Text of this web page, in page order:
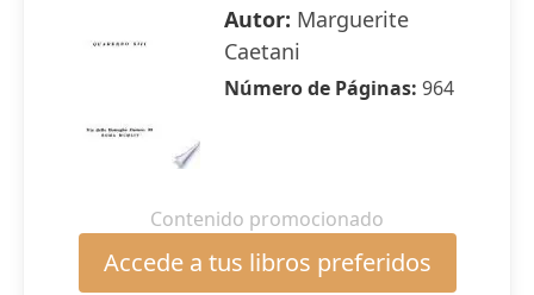
Autor: Marguerite
Caetani
Número de Páginas: 964
Contenido promocionado
Accede a tus libros preferidos